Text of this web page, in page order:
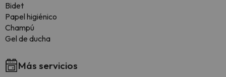
Bidet
Papel higiénico
Champú
Gel de ducha
Más servicios